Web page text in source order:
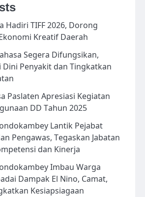
Hadiri TIFF 2026, Dorong
Kreatif Daerah
Segera Difungsikan,
Penyakit dan Tingkatkan
Paslaten Apresiasi Kegiatan
DD Tahun 2025
Lantik Pejabat
Pengawas, Tegaskan Jabatan
dan Kinerja
Imbau Warga
Dampak El Nino, Camat,
Kesiapsiagaan